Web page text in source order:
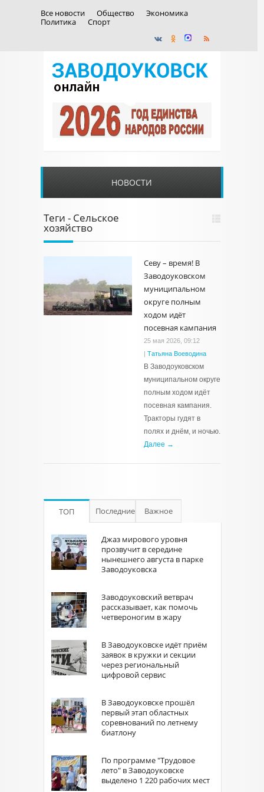
Все новости Общество
Экономика
Политика
Спорт
НОВОСТИ
Теги - Сельское
хозяйство
Севу – время! В
Заводоуковском
муниципальном
округе полным
ходом идёт
посевная кампания
25 мая 2026, 09:12
| Татьяна Воеводина
В Заводоуковском
муниципальном округе
полным ходом идёт
посевная кампания.
Тракторы гудят в
полях и днём, и ночью.
Далее →
ТОП Последние Важное
Джаз мирового уровня
прозвучит в середине
нынешнего августа в парке
Заводоуковска
Заводоуковский ветврач
рассказывает, как помочь
четвероногим в жару
В Заводоуковске идёт приём
заявок в кружки и секции
через региональный
цифровой сервис
В Заводоуковске прошёл
первый этап областных
соревнований по летнему
биатлону
По программе "Трудовое
лето" в Заводоуковске
выделено 1 220 рабочих мест